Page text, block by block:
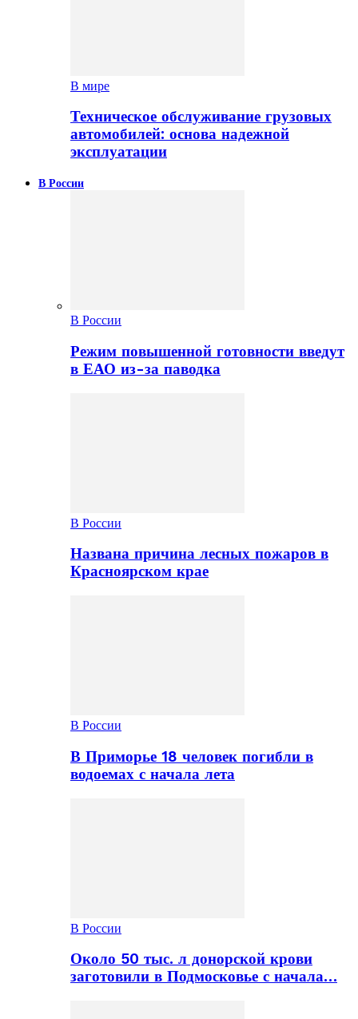
В мире
Техническое обслуживание грузовых
автомобилей: основа надежной
эксплуатации
В России
В России
Режим повышенной готовности введут
в ЕАО из-за паводка
В России
Названа причина лесных пожаров в
Красноярском крае
В России
В Приморье 18 человек погибли в
водоемах с начала лета
В России
Около 50 тыс. л донорской крови
заготовили в Подмосковье с начала…